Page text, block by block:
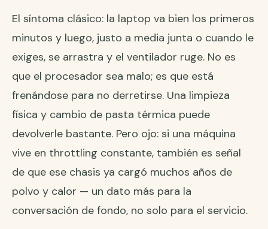
El síntoma clásico: la laptop va bien los primeros
minutos y luego, justo a media junta o cuando le
exiges, se arrastra y el ventilador ruge. No es
que el procesador sea malo; es que está
frenándose para no derretirse. Una limpieza
física y cambio de pasta térmica puede
devolverle bastante. Pero ojo: si una máquina
vive en throttling constante, también es señal
de que ese chasis ya cargó muchos años de
polvo y calor — un dato más para la
conversación de fondo, no solo para el servicio.